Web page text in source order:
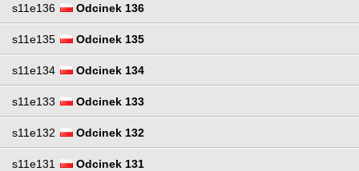
s11e136 Odcinek 136
s11e135 Odcinek 135
s11e134 Odcinek 134
s11e133 Odcinek 133
s11e132 Odcinek 132
s11e131 Odcinek 131